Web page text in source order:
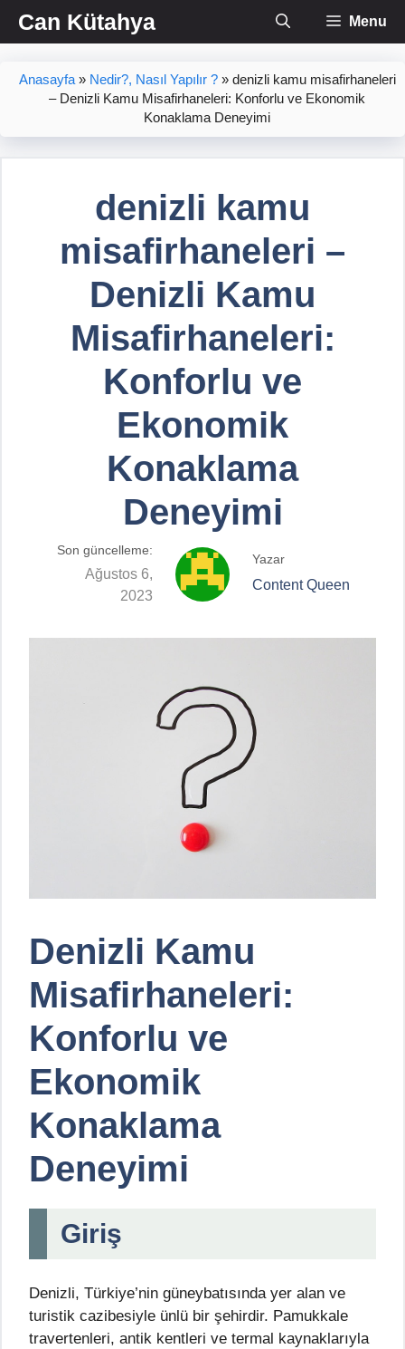
İçeriğe
atlaCan Kütahya Menu
Anasayfa» Nedir?, Nasıl Yapılır ?» denizli kamu misafirhaneleri
– Denizli Kamu Misafirhaneleri: Konforlu ve Ekonomik
Konaklama Deneyimi
denizli kamu
misafirhaneleri –
Denizli Kamu
Misafirhaneleri:
Konforlu ve
Ekonomik
Konaklama
Deneyimi
Son güncelleme:
Ağustos 6,
2023
Yazar
Content Queen
Denizli Kamu
Misafirhaneleri:
Konforlu ve
Ekonomik
Konaklama
Deneyimi
Giriş
Denizli, Türkiye’nin güneybatısında yer alan ve
turistik cazibesiyle ünlü bir şehirdir. Pamukkale
travertenleri, antik kentleri ve termal kaynaklarıyla